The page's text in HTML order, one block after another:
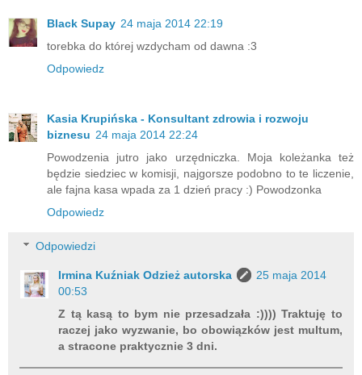
Black Supay 24 maja 2014 22:19
torebka do której wzdycham od dawna :3
Odpowiedz
Kasia Krupińska - Konsultant zdrowia i rozwoju
biznesu 24 maja 2014 22:24
Powodzenia jutro jako urzędniczka. Moja koleżanka też
będzie siedziec w komisji, najgorsze podobno to te liczenie,
ale fajna kasa wpada za 1 dzień pracy :) Powodzonka
Odpowiedz
Odpowiedzi
Irmina Kuźniak Odzież autorska
25 maja 2014
00:53
Z tą kasą to bym nie przesadzała :)))) Traktuję to
raczej jako wyzwanie, bo obowiązków jest multum,
a stracone praktycznie 3 dni.